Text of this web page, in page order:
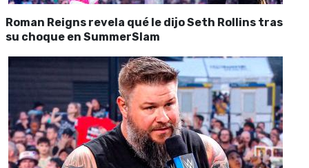
Roman Reigns revela qué le dijo Seth Rollins tras
su choque en SummerSlam